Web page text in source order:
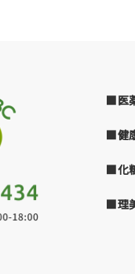
■医
■健
■化
■理